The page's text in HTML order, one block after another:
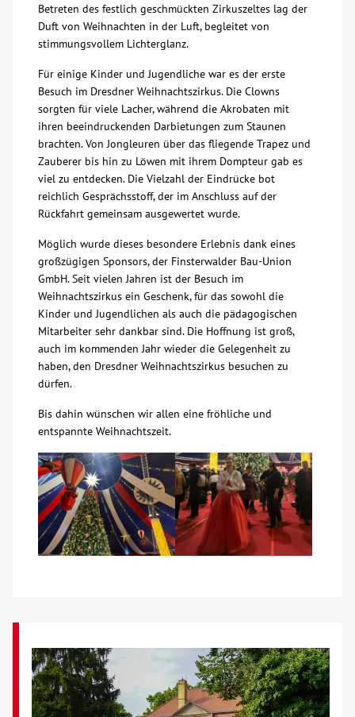
Veranstaltungen
Mitmachen
Karriere
Ausbildung
Suche
Kontakt
AWO BB Süd
Betreten des festlich geschmückten Zirkuszeltes lag der
Duft von Weihnachten in der Luft, begleitet von
stimmungsvollem Lichterglanz.
Für einige Kinder und Jugendliche war es der erste
Besuch im Dresdner Weihnachtszirkus. Die Clowns
sorgten für viele Lacher, während die Akrobaten mit
ihren beeindruckenden Darbietungen zum Staunen
brachten. Von Jongleuren über das fliegende Trapez und
Zauberer bis hin zu Löwen mit ihrem Dompteur gab es
viel zu entdecken. Die Vielzahl der Eindrücke bot
reichlich Gesprächsstoff, der im Anschluss auf der
Rückfahrt gemeinsam ausgewertet wurde.
Möglich wurde dieses besondere Erlebnis dank eines
großzügigen Sponsors, der Finsterwalder Bau-Union
GmbH. Seit vielen Jahren ist der Besuch im
Weihnachtszirkus ein Geschenk, für das sowohl die
Kinder und Jugendlichen als auch die pädagogischen
Mitarbeiter sehr dankbar sind. Die Hoffnung ist groß,
auch im kommenden Jahr wieder die Gelegenheit zu
haben, den Dresdner Weihnachtszirkus besuchen zu
dürfen.
Bis dahin wünschen wir allen eine fröhliche und
entspannte Weihnachtszeit.